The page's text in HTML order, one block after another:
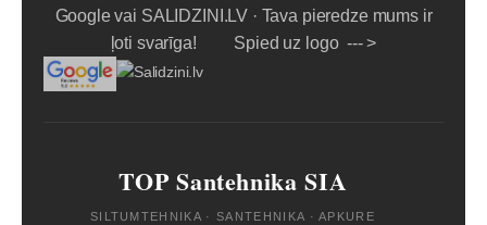
Google vai SALIDZINI.LV · Tava pieredze mums ir
ļoti svarīga! Spied uz logo --- >
TOP Santehnika SIA
SILTUMTEHNIKA · SANTEHNIKA · APKURE